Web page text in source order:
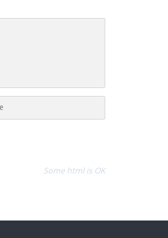
Some html is OK